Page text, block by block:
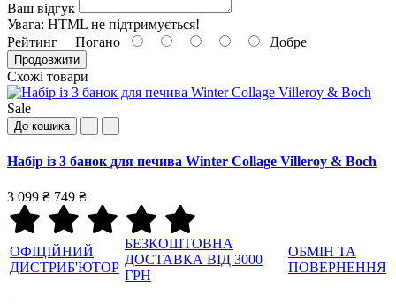
Ваш відгук
Увага: HTML не підтримується!
Рейтинг Погано Добре
Продовжити
Схожі товари
Sale
До кошика
Набір із 3 банок для печива Winter Collage Villeroy & Boch
3 099 ₴ 749 ₴
ОФІЦІЙНИЙ
ДИСТРИБ'ЮТОР
БЕЗКОШТОВНА
ДОСТАВКА ВІД 3000
ГРН
ОБМІН ТА
ПОВЕРНЕННЯ